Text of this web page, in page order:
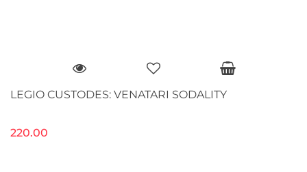
LEGIO CUSTODES: VENATARI SODALITY
220.00